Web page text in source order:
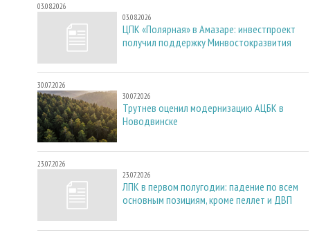
03.08.2026
03.08.2026
ЦПК «Полярная» в Амазаре: инвестпроект
получил поддержку Минвостокразвития
30.07.2026
30.07.2026
Трутнев оценил модернизацию АЦБК в
Новодвинске
23.07.2026
23.07.2026
ЛПК в первом полугодии: падение по всем
основным позициям, кроме пеллет и ДВП